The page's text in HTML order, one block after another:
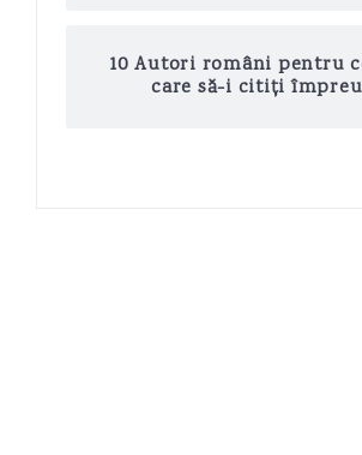
10 Autori români pentru
care să-i citiți